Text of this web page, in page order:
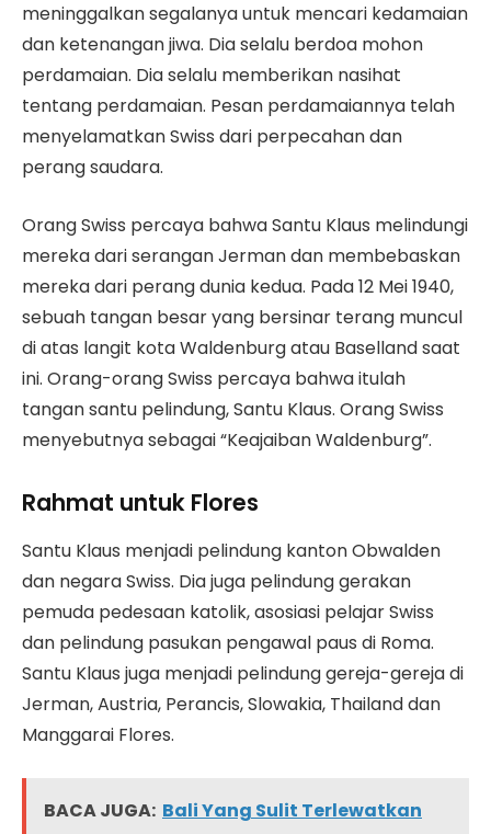
meninggalkan segalanya untuk mencari kedamaian
dan ketenangan jiwa. Dia selalu berdoa mohon
perdamaian. Dia selalu memberikan nasihat
tentang perdamaian. Pesan perdamaiannya telah
menyelamatkan Swiss dari perpecahan dan
perang saudara.
Orang Swiss percaya bahwa Santu Klaus melindungi
mereka dari serangan Jerman dan membebaskan
mereka dari perang dunia kedua. Pada 12 Mei 1940,
sebuah tangan besar yang bersinar terang muncul
di atas langit kota Waldenburg atau Baselland saat
ini. Orang-orang Swiss percaya bahwa itulah
tangan santu pelindung, Santu Klaus. Orang Swiss
menyebutnya sebagai “Keajaiban Waldenburg”.
Rahmat untuk Flores
Santu Klaus menjadi pelindung kanton Obwalden
dan negara Swiss. Dia juga pelindung gerakan
pemuda pedesaan katolik, asosiasi pelajar Swiss
dan pelindung pasukan pengawal paus di Roma.
Santu Klaus juga menjadi pelindung gereja-gereja di
Jerman, Austria, Perancis, Slowakia, Thailand dan
Manggarai Flores.
BACA JUGA: Bali Yang Sulit Terlewatkan